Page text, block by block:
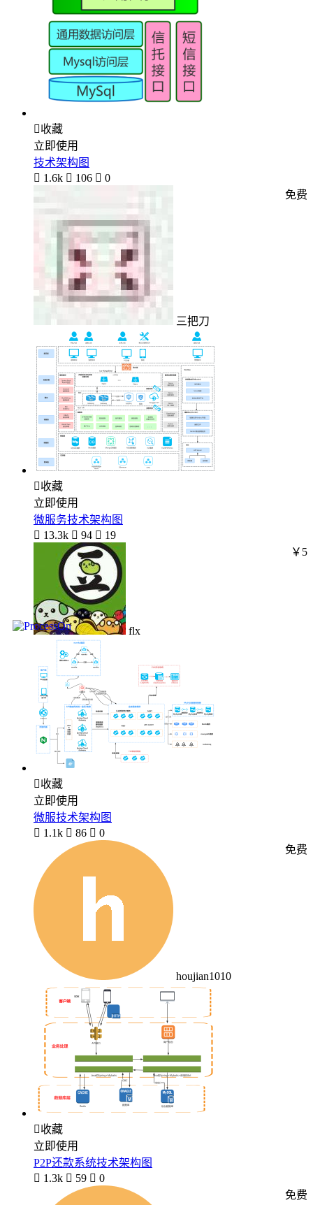
收藏
立即使用
技术架构图
 1.6k  106  0
三把刀
免费
收藏
立即使用
微服务技术架构图
 13.3k  94  19
flx
￥5
收藏
立即使用
微服技术架构图
 1.1k  86  0
houjian1010
免费
收藏
立即使用
P2P还款系统技术架构图
 1.3k  59  0
免费